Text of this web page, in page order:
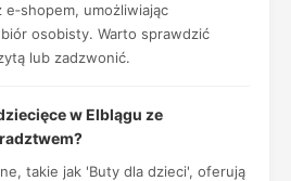
umożliwiając
osobisty. Warto sprawdzić
lub zadzwonić.
w Elblągu ze
takie jak 'Buty dla dzieci', oferują